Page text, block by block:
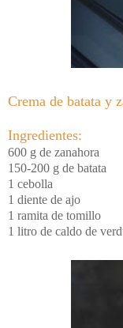
Crema de batata y
Ingredientes:
600 g de zanahora
150-200 g de batata
1 cebolla
1 diente de ajo
1 ramita de tomillo
1 litro de caldo de